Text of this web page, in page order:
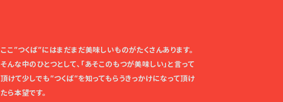
ここ”つくば”にはまだまだ美味しいものがたくさんあります。
そんな中のひとつとして、「あそこのもつが美味しい」と言って
頂けて少しでも”つくば”を知ってもらうきっかけになって頂け
たら本望です。